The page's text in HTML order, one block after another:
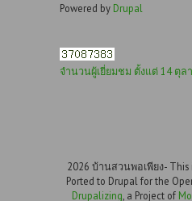
Powered by Drupal
จำนวนผู้เยี่ยมชม ตั้งแต่ 14 ตุล
2026 บ้านสวนพอเพียง- This
Ported to Drupal for the
Drupalizing, a Project of